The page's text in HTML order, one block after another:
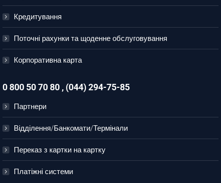
Кредитування
Поточні рахунки та щоденне обслуговування
Корпоративна карта
0 800 50 70 80 , (044) 294-75-85
Партнери
Відділення/Банкомати/Термінали
Переказ з картки на картку
Платіжні системи